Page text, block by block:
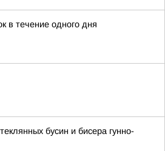
в течение одного дня
бусин и бисера гунно-